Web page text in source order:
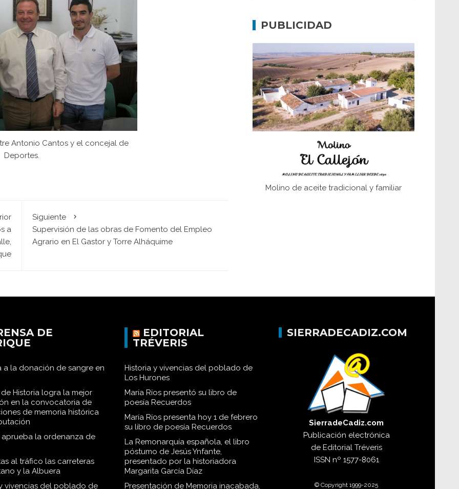
Antonio Cantos y el concejal de
Deportes.
a
Siguiente
Supervisión de las obras de Fomento del Empleo
Agrario en El Gastor y Torre Alháquime
concentración nazis
fundaciones de Bornos
El Frente Popular. Ubrique, febrero-julio
1936
Juntar las letras. La alfabetización en el
campo: del afán de saber a la
Historia y vivencias del poblado de Los
PUBLICIDAD
Molino de aceite tradicional y familiar
DE
a la donación de sangre en
Historia logra la mejor
en la convocatoria de
de memoria histórica
aprueba la ordenanza de
al tráfico las carreteras
y la Albuera
vivencias del poblado de
EDITORIAL
TRÉVERIS
Historia y vivencias del poblado de
Los Hurones
María Ríos presentó su libro de
poesía Recuerdos
María Ríos presenta hoy 1 de febrero
su libro de poesía Recuerdos
La Remonarquía española, el libro
póstumo de Jesús Ynfante,
presentado por la historiadora
Margarita García Díaz
Presentación de Memoria inacabada,
SIERRADECADIZ.COM
SierradeCadiz.com
Publicación electrónica
de Editorial Tréveris
ISSN nº 1577-8061
© Copyright 1999-2025